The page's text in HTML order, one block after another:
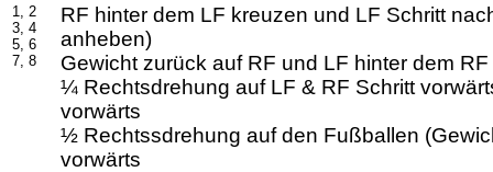
1, 2
3, 4
5, 6
7, 8
RF hinter dem LF kreuzen und LF Schritt
anheben)
Gewicht zurück auf RF und LF hinter dem
¼ Rechtsdrehung auf LF & RF Schritt
vorwärts
½ Rechtssdrehung auf den Fußballen
vorwärts